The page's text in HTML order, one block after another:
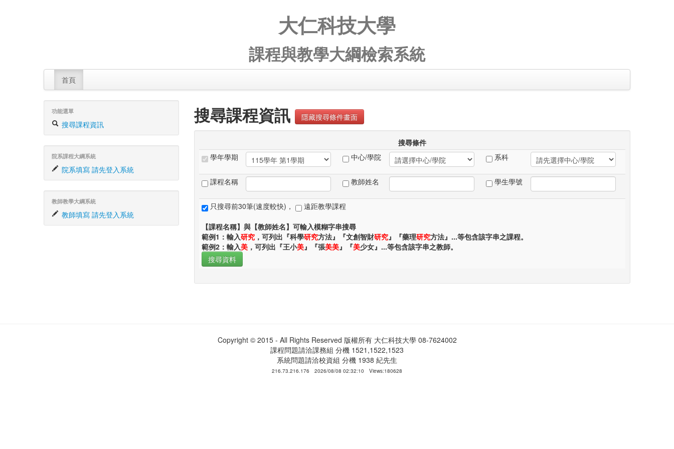
大仁科技大學
課程與教學大綱檢索系統
首頁
功能選單
搜尋課程資訊
院系課程大綱系統
院系填寫 請先登入系統
教師教學大綱系統
教師填寫 請先登入系統
搜尋課程資訊 隱藏搜尋條件畫面
搜尋條件
學年學期
中心/學院 系科
課程名稱 教師姓名 學生學號
只搜尋前30筆(速度較快) ， 遠距教學課程
【課程名稱】與【教師姓名】可輸入模糊字串搜尋
範例1：輸入研究 ，可列出『科學研究方法』『文創智財研究』『藥理研究方法』...等包含該字串之課程。
範例2：輸入美 ，可列出『王小美』『張美美』『美少女』...等包含該字串之教師。
Copyright © 2015 - All Rights Reserved 版權所有 大仁科技大學 08-7624002
課程問題請洽課務組 分機 1521,1522,1523
系統問題請洽校資組 分機 1938 紀先生
216.73.216.176 2026/08/08 02:32:10 Views:180628